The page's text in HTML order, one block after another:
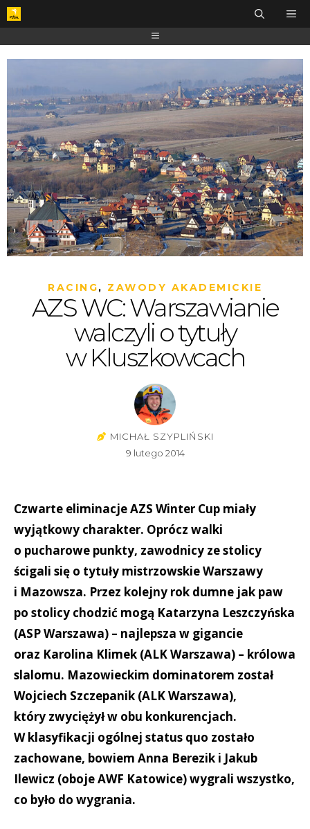
RACING, ZAWODY AKADEMICKIE
AZS WC: Warszawianie
walczyli o tytuły
w Kluszkowcach
MICHAŁ SZYPLIŃSKI
9 lutego 2014
Czwarte eliminacje AZS Winter Cup miały
wyjątkowy charakter. Oprócz walki
o pucharowe punkty, zawodnicy ze stolicy
ścigali się o tytuły mistrzowskie Warszawy
i Mazowsza. Przez kolejny rok dumne jak paw
po stolicy chodzić mogą Katarzyna Leszczyńska
(ASP Warszawa) – najlepsza w gigancie
oraz Karolina Klimek (ALK Warszawa) – królowa
slalomu. Mazowieckim dominatorem został
Wojciech Szczepanik (ALK Warszawa),
który zwyciężył w obu konkurencjach.
W klasyfikacji ogólnej status quo zostało
zachowane, bowiem Anna Berezik i Jakub
Ilewicz (oboje AWF Katowice) wygrali wszystko,
co było do wygrania.